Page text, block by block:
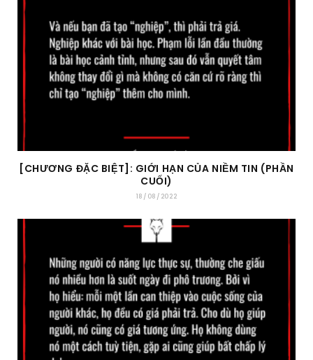
[CHƯƠNG ĐẶC BIỆT]: GIỚI HẠN CỦA NIỀM TIN (PHẦN
CUỐI)
18/08/2022